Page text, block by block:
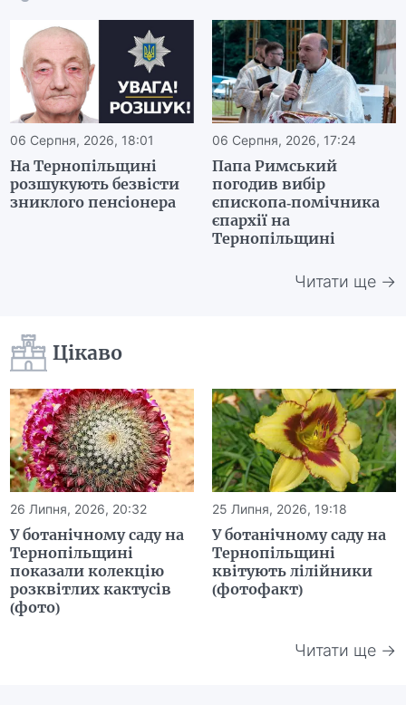
06 Серпня, 2026, 18:01
На Тернопільщині
розшукують безвісти
зниклого пенсіонера
06 Серпня, 2026, 17:24
Папа Римський
погодив вибір
єпископа-помічника
єпархії на
Тернопільщині
Читати ще →
Цікаво
26 Липня, 2026, 20:32
У ботанічному саду на
Тернопільщині
показали колекцію
розквітлих кактусів
(фото)
25 Липня, 2026, 19:18
У ботанічному саду на
Тернопільщині
квітують лілійники
(фотофакт)
Читати ще →